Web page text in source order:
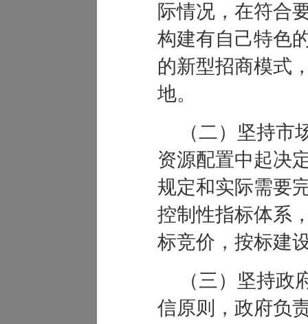
际情况，在符合
构建有自己特色
的新型招商模式
地。
（二）坚持市
资源配置中起决
规定和实际需要
控制性指标体系
标竞价，按标建
（三）坚持政
信原则，政府负